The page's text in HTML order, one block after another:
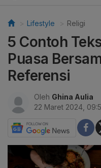
Lifestyle Religi
5 Contoh
Puasa
Referensi
Oleh Ghina Aulia
22 Maret 2024,